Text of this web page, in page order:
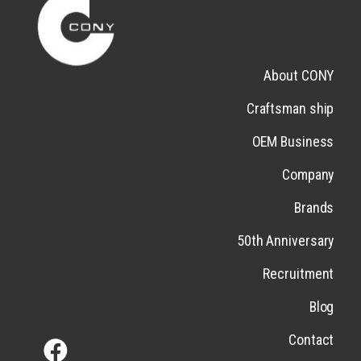
About CONY
Craftsman ship
OEM Business
Company
Brands
50th Anniversary
Recruitment
Blog
Contact